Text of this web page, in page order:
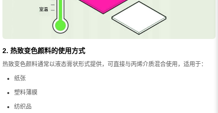
2. 热致变色颜料的使用方式
热致变色颜料通常以液态膏状形式提供，可直接与丙烯介质混合使用，适用于：
纸张
塑料薄膜
纺织品